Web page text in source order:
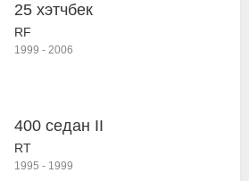
25 хэтчбек
RF
1999 - 2006
400 седан II
RT
1995 - 1999